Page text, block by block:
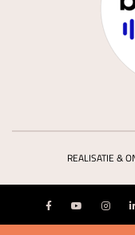
REALISATIE &